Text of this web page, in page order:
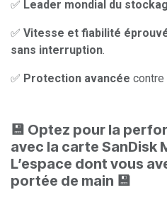
✅ Leader mondial du
✅ Vitesse et fiabilité
sans interruption.
✅ Protection avancée contre
💾 Optez pour la
avec la carte SanDisk
L’espace dont vous
portée de main 💾